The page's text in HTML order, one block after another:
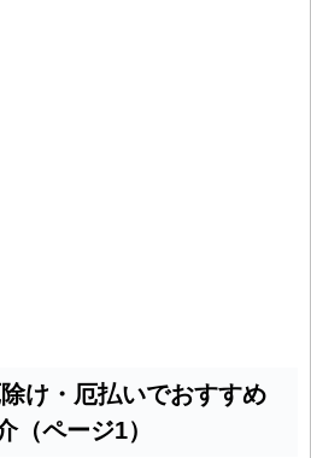
け・厄払いでおすすめ
（ページ1）